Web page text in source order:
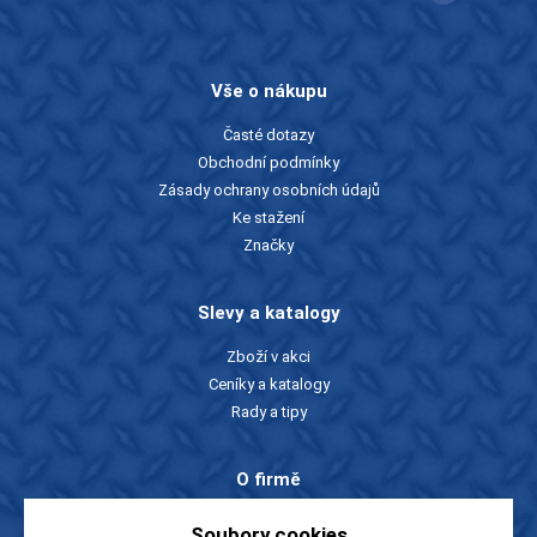
Vše o nákupu
Časté dotazy
Obchodní podmínky
Zásady ochrany osobních údajů
Ke stažení
Značky
Slevy a katalogy
Zboží v akci
Ceníky a katalogy
Rady a tipy
O firmě